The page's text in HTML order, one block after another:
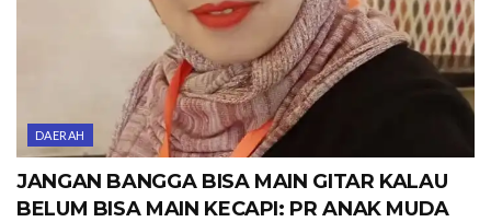
DAERAH
JANGAN BANGGA BISA MAIN GITAR KALAU
BELUM BISA MAIN KECAPI: PR ANAK MUDA